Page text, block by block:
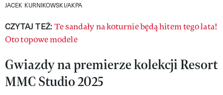
JACEK KURNIKOWSKI/AKPA
CZYTAJ TEŻ:Te sandały na koturnie będą hitem tego lata!
Oto topowe modele
Gwiazdy na premierze kolekcji Resort
MMC Studio 2025